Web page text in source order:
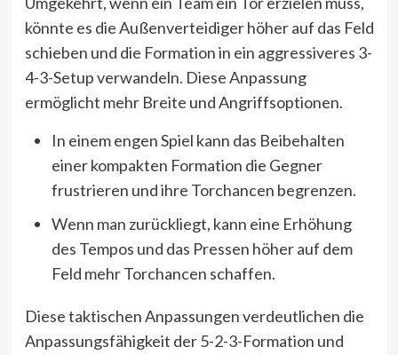
könnte es die Außenverteidiger höher auf das Feld
schieben und die Formation in ein aggressiveres 3-
4-3-Setup verwandeln. Diese Anpassung
ermöglicht mehr Breite und Angriffsoptionen.
In einem engen Spiel kann das Beibehalten
einer kompakten Formation die Gegner
frustrieren und ihre Torchancen begrenzen.
Wenn man zurückliegt, kann eine Erhöhung
des Tempos und das Pressen höher auf dem
Feld mehr Torchancen schaffen.
Diese taktischen Anpassungen verdeutlichen die
Anpassungsfähigkeit der 5-2-3-Formation und